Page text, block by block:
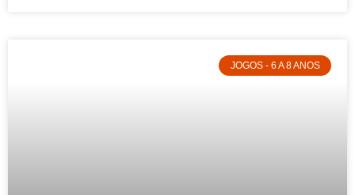
JOGOS - 6 A 8 ANOS